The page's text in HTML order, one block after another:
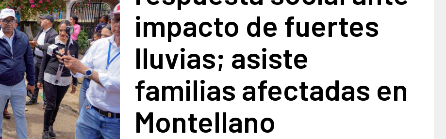
impacto de fuertes
lluvias; asiste
familias afectadas en
Montellano